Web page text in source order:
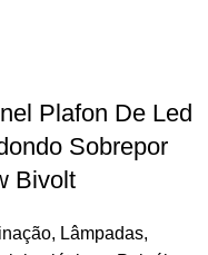
Plafon De Led
Sobrepor
Bivolt
, Lâmpadas,